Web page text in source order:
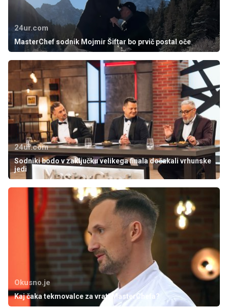
24ur.com
MasterChef sodnik Mojmir Šiftar bo prvič postal oče
24ur.com
Sodniki bodo v zaključku velikega finala dočakali vrhunske
jedi
Okusno.je
Kaj čaka tekmovalce za vrati MasterChefa?